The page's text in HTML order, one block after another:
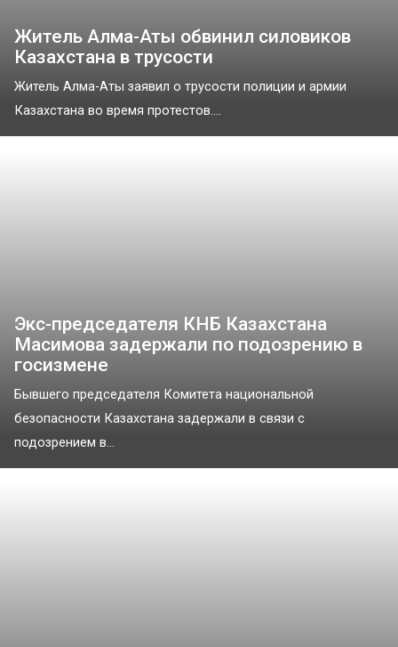
Житель Алма-Аты обвинил силовиков
Казахстана в трусости
Житель Алма-Аты заявил о трусости полиции и армии
Казахстана во время протестов....
Экс-председателя КНБ Казахстана
Масимова задержали по подозрению в
госизмене
Бывшего председателя Комитета национальной
безопасности Казахстана задержали в связи с
подозрением в...